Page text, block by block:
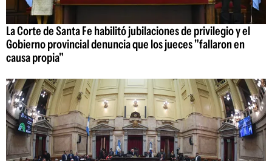
La Corte de Santa Fe habilitó jubilaciones de privilegio y el
Gobierno provincial denuncia que los jueces "fallaron en
causa propia"